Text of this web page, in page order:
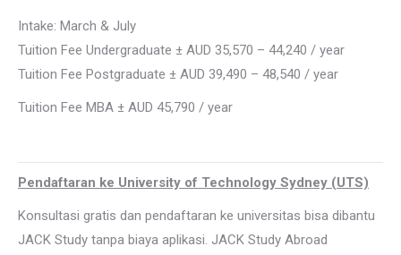
Intake: March & July
Tuition Fee Undergraduate ± AUD 35,570 – 44,240 / year
Tuition Fee Postgraduate ± AUD 39,490 – 48,540 / year
Tuition Fee MBA ± AUD 45,790 / year
Pendaftaran ke University of Technology Sydney (UTS)
Konsultasi gratis dan pendaftaran ke universitas bisa dibantu
JACK Study tanpa biaya aplikasi. JACK Study Abroad